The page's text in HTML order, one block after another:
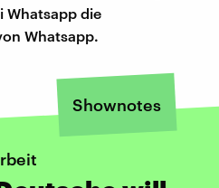
Whatsapp die
Whatsapp.
Shownotes